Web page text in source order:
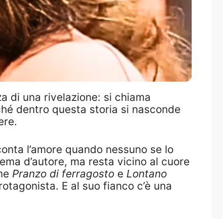
di una rivelazione: si chiama
dentro questa storia si nasconde
l’amore quando nessuno se lo
d’autore, ma resta vicino al cuore
Pranzo di ferragosto e Lontano
E al suo fianco c’è una